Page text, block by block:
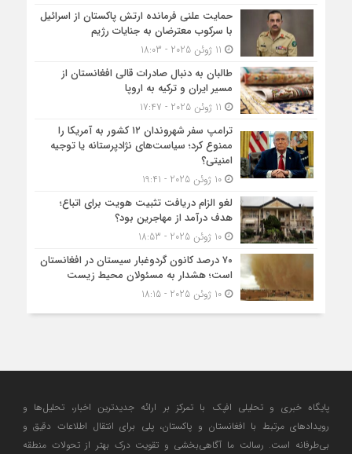
حمایت علنی فرمانده ارتش پاکستان از اسرائیل
با سرکوب معترضان به جنایات رژیم
طالبان به دنبال صادرات قالی افغانستان از
مسیر ایران و ترکیه به اروپا
ترامپ سفر شهروندان ۱۲ کشور به آمریکا را
ممنوع کرد؛ سیاست‌های نژادپرستانه یا توجیه
امنیتی؟
10 ژوئن 2025 - 19:41
لغو الزام دریافت تثبیت هویت برای اتباع؛
هدف درآمد از مهاجرین بود؟
10 ژوئن 2025 - 18:53
۷۰ درصد کانون گردوغبار سیستان در افغانستان
است؛ هشدار به مسئولان محیط زیست
10 ژوئن 2025 - 18:15
پایگاه خبری و تحلیلی افپک با تمرکز بر ارائه جدیدترین اخبار، تحلیل‌ها و
رویدادهای مرتبط با افغانستان و پاکستان، پلی برای انتقال اطلاعات دقیق و
بی‌طرفانه است. رسالت ما آگاهی‌بخشی و تقویت درک بهتر از تحولات منطقه